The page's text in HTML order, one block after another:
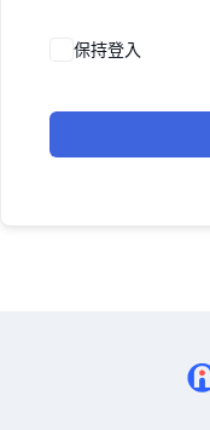
保持登入